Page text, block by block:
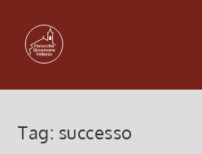
Tag: successo